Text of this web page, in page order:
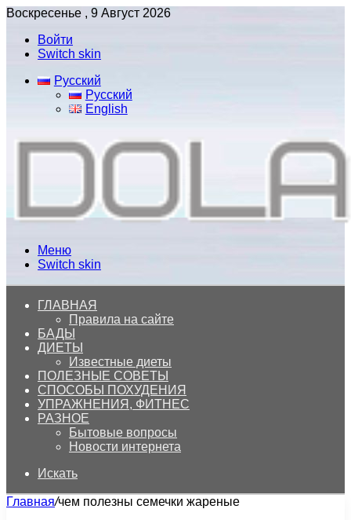
Воскресенье , 9 Август 2026
Войти
Switch skin
Русский
Русский
English
Меню
Switch skin
ГЛАВНАЯ
Правила на сайте
БАДЫ
ДИЕТЫ
Известные диеты
ПОЛЕЗНЫЕ СОВЕТЫ
СПОСОБЫ ПОХУДЕНИЯ
УПРАЖНЕНИЯ, ФИТНЕС
РАЗНОЕ
Бытовые вопросы
Новости интернета
Искать
Главная/чем полезны семечки жареные